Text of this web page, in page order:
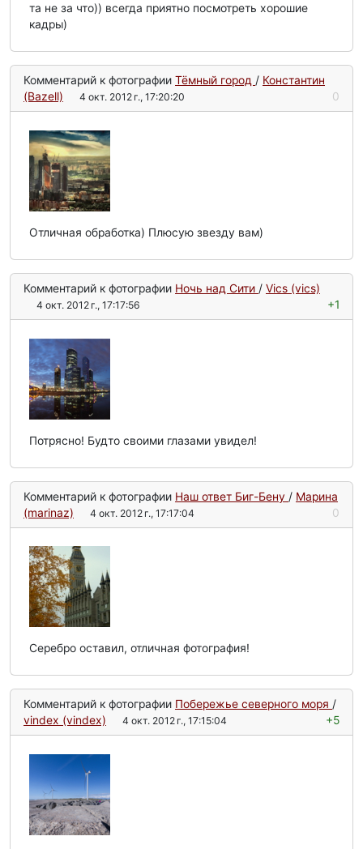
та не за что)) всегда приятно посмотреть хорошие
кадры)
Комментарий к фотографии Тёмный город / Конcтантин
(Bazell)
4 окт. 2012 г., 17:20:20 0
Отличная обработка) Плюсую звезду вам)
Комментарий к фотографии Ночь над Сити / Vics (vics)
4 окт. 2012 г., 17:17:56 +1
Потрясно! Будто своими глазами увидел!
Комментарий к фотографии Наш ответ Биг-Бену / Mарина
(marinaz)
4 окт. 2012 г., 17:17:04 0
Серебро оставил, отличная фотография!
Комментарий к фотографии Побережье северного моря /
vindex (vindex)
4 окт. 2012 г., 17:15:04 +5